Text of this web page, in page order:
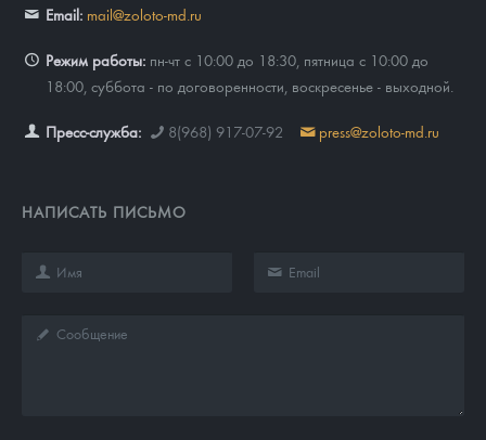
Email: mail@zoloto-md.ru
Режим работы: пн-чт с 10:00 до 18:30, пятница с 10:00 до
18:00, суббота - по договоренности, воскресенье - выходной.
Пресс-служба: 8(968) 917-07-92 press@zoloto-md.ru
НАПИСАТЬ ПИСЬМО